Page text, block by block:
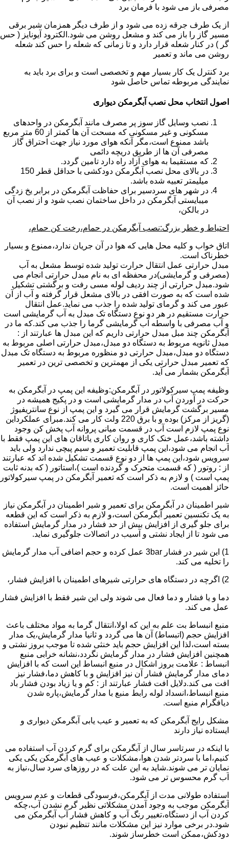
مصرفی باز می شود با فرمان برد
از یک طرف جرقه زده می شود و از طرف دیگر همزمان شیر برقی
مسیر گاز را باز می کند و مشعل روشن می شود.الکترود آیونایز ( حس
گر ) در کنار شعله قرار دارد و تا زمانی که شعله را حس کند شعله
روشن می ماند و تعمیر
برد کنترل یک کار بسیار مهم و تخصصی است و برای برد باید به
نمایندگی مربوطه تماس حاصل شود
اصول انتخاب محل نصب آبگرمکن دیواری
نصب وسایل گاز سوز پر مصرف مانند آبگرمکن در واحدهای
مسکونی و غیر مسکونی که مسحت آن ها کمتر از 60 متر مربع
باشد ممنوع است،مگر آنکه هوای مورد نیاز جهت احتراق گاز
مصرفی آن ها از طریق دریچه دائمی
که مستقیما به هوای آزاد راه دارد تامین گردد.
در بالای محل نصب آبگرمکن دودکشی با حداقل قطر 150
میلیمتر تعبیه شده باشد.
در شهر های سردسیر برای حفاظت آبگرمکن در برابر یخ زدگی
میبایستی آبگرمکن در داخل ساختمان نصب شود و از نصب آن
در بالکن،
احتیاط و خطر بزرگ:نصب آبگرمکن در حمام،رخت کن حمام،
اتاق خواب و کلیه محل هایی که هوا در آن جریان ندارد،ممنوع و بسیار
خطرناک است.
مبدل حرارتی عمل انتقال حرارت تولید شده توسط مشعل به آب
(مصرفی و گرمایشی)در محفظه ای به نام مبدل حرارتی انجام می
شود.مبدل حرارتی از چند ردیف لوله مسی رفت و برگشتی تشکیل
شده است که به صورت افقی در بالای مشعل قرار گرفته و آب از آن
عبور می کند و گرمای تولید شده را جذب می نماید.عمل انتقال
حرارت مستقیم در هر دو نوع دستگاه تک مبدل به آب گرمایشی است
و آب مصرفی با واسطه آب گرمایشی گرما را جذب می کند.که ما در
آبگرمکن چند مبل مبدل حرارتی داریم که این مبدل ها عبارتند از :
مبدل ثانویه مربوط به دستگاه دو مبدل،مبدل حرارتی اصلی مربوط به
دستگاه دو مبدل،مبدل حرارتی دو منظوره مربوط به دستگاه تک مبدل
که تعمیر مبدل حرارتی یکی از مهمترین و تخصصی ترین در تعمیر
آبگرمکن بشمار می آید.
وظیفه پمپ سیرکولاتور در آبگرمکن:وظیفه این پمپ در آبگرمکن به
حرکت در آوردن آب در مدار گرمایشی است و در پکیج همیشه در
مسیر برگشت گرمایش قرار می گیرد و این پمپ از نوع سانتریفیوژ
(گریز از مرکز) بوده و با برق 220 ولت کار می کند.مبرای عملکرداین
نوع پمپ لازم است آب در قسمت میانی پروانه آب پخش کن وجود
داشته باشد،عمل خنک کاری و روان کاری یاتاقان های این پمپ فقط با
آب انجام می شود،این پمپ قابلیت تعمیر و سیم پیچی ندارد ولی باید
سرویس شود،این پمپ ها از دو نوع قسمت تشکیل شده اند که عبارتند
از : روتور ( که قسمت متحرک و گردنده است )،استاتور ( که بدنه ثابت
پمپ است ) و لازم به ذکر است که تعمیر آبگرمکن در پمپ سیرکولاتور
حائز اهمیت است.
شیر اطمینان در آبگرمکن برای تعمیر و شیر اطمینان در آبگرمکن نیاز
به یک تکنسین تعمیر آبگرمکن است،و لازم به ذکر است که این قطعه
برای جلو گیری از افزایش بیش از حد فشار در مدار گرمایش استفاده
می شود تا از ایجاد نشتی و آسیب در اتصالات جلوگیری نماید.
1) این شیر در فشار 3bar عمل کرده و حجم اضافی آب مدار گرمایش
را تخلیه می کند.
2) اگرچه در دستگاه های حرارتی شیرهای اطمینان با افزایش فشار،
دما و یا فشار و دما فعال می شوند ولی این شیر فقط با افزایش فشار
عمل می کند.
منبع انبساط بت علم به این که اولا،انتقال گرما به مواد مختلف باعث
افزایش حجم (اتبساط) آن ها می گردد و ثانیا مدار گرمایش،یک مدار
بسته است،لذا این افزایش حجم باید خنثی شده تا موجب بروز نشتی و
همچنین افزایش فشار در مدار گرمایش نگردد،نشانه خرابی منبع
انبساط : علامت بروز اشکال در منبع انبساط این است که با افزایش
دمای مدار گرمایش فشار آن نیز افزایش و با کاهش دما،فشار نیز
افت می کند.دلایل افت فشار عبارتند از : کم و یا زیاد بودن فشار باد
منبع انبساط،انسداد لوله رابط منبع با مدار گرمایش،پاره شدن
دیافگرام منبع است.
مشکل رایج آبگرمکن که به تعمیر و عیب یابی آبگرمکن دیواری و
ایستاده نیاز دارند
با اینکه در سرتاسر سال از آبگرمکن برای گرم کردن آب استفاده می
کنیم،اما با سردتر شدن هوا،مشکلات و عیب های آبگرمکن یکی یکی
نمایان تر می شوند.شاید به این علت که در روزهای سرد سال،نیاز به
آب گرم محسوس تر می شود.
استفاده طولانی مدت از آبگرمکن،فرسودگی قطعات و عدم سرویس
آبگرمکن موجب به وجود آمدن مشکلاتی نظیر گرم نشدن آب،چکه
کردن آب از دستگاه،تغییر رنگ آب و کاهش فشار آب آبگرمکن می
شود.در برخی موارد نیز این مشکلات مانند تنظیم نبودن
دودکش،ممکن است خطرساز شوند.